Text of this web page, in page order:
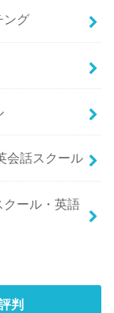
ング
会話スクール
クール・英語
判